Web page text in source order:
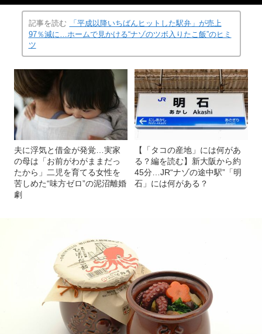
記事を読む
「平成以降いちばんヒットした駅弁」が売上
97％減に…ホームで見かける“ナゾのツボ入りたこ飯”のヒミ
ツ
夫に浮気と借金が発覚…実家
の母は「お前がわがままだっ
たから」二児を育てる女性を
苦しめた“味方ゼロ”の泥沼離婚
劇
【「タコの産地」には何があ
る？編を読む】新大阪から約
45分…JR“ナゾの途中駅”「明
石」には何がある？